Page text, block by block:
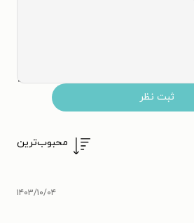
ثبت نظر
محبوب‌ترین
۱۴۰۳/۱۰/۰۴